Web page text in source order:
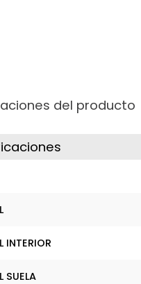
del producto
INTERIOR
SUELA